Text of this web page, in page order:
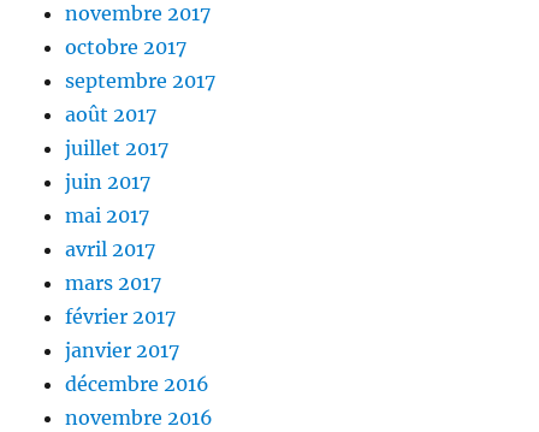
novembre 2017
octobre 2017
septembre 2017
août 2017
juillet 2017
juin 2017
mai 2017
avril 2017
mars 2017
février 2017
janvier 2017
décembre 2016
novembre 2016